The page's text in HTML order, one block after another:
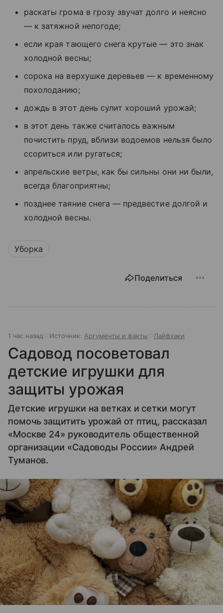
раскаты грома в грозу звучат долго и неясно
— к затяжной непогоде;
если края тающего снега крутые — это знак
холодной весны;
сорока на верхушке деревьев — к временному
похолоданию;
дождь в этот день сулит хороший урожай;
в этот день также считалось важным
почистить пруд, вблизи водоемов нельзя было
ссориться или ругаться;
апрельские ветры, как бы сильны они ни были,
всегда благоприятны;
позднее таяние снега — предвестие долгой и
холодной весны.
Уборка
Поделиться
1 час назад Источник: Аргументы и факты Лайфхаки
Садовод посоветовал
детские игрушки для
защиты урожая
Детские игрушки на ветках и сетки могут
помочь защитить урожай от птиц, рассказал
«Москве 24» руководитель общественной
организации «Садоводы России» Андрей
Туманов.